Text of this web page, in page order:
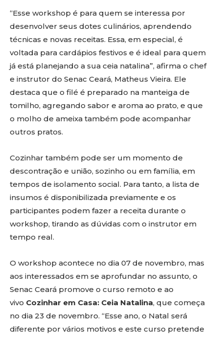
“Esse workshop é para quem se interessa por
desenvolver seus dotes culinários, aprendendo
técnicas e novas receitas. Essa, em especial, é
voltada para cardápios festivos e é ideal para quem
já está planejando a sua ceia natalina”, afirma o chef
e instrutor do Senac Ceará, Matheus Vieira. Ele
destaca que o filé é preparado na manteiga de
tomilho, agregando sabor e aroma ao prato, e que
o molho de ameixa também pode acompanhar
outros pratos.
Cozinhar também pode ser um momento de
descontração e união, sozinho ou em família, em
tempos de isolamento social. Para tanto, a lista de
insumos é disponibilizada previamente e os
participantes podem fazer a receita durante o
workshop, tirando as dúvidas com o instrutor em
tempo real.
O workshop acontece no dia 07 de novembro, mas
aos interessados em se aprofundar no assunto, o
Senac Ceará promove o curso remoto e ao
vivo Cozinhar em Casa: Ceia Natalina, que começa
no dia 23 de novembro. “Esse ano, o Natal será
diferente por vários motivos e este curso pretende